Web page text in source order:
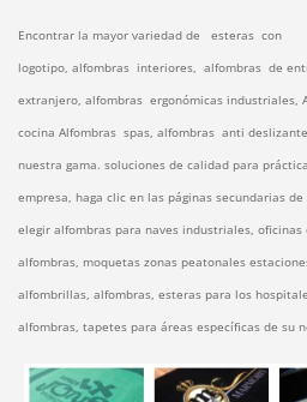
Encontrar la mayor variedad de esteras con
logotipo, alfombras interiores, alfombras de
extranjero, alfombras ergonómicas industriales,
cocina Alfombras spas, alfombras anti
nuestra gama. soluciones de calidad para
empresa, haga clic en las páginas secundarias
elegir alfombras para naves industriales,
alfombras, moquetas zonas peatonales
alfombrillas, alfombras, esteras para los
alfombras, tapetes para áreas específicas de su